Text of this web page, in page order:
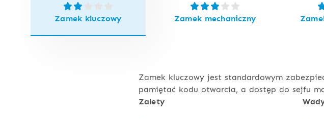
Zamek kluczowy Zamek mechaniczny
Zamek kluczowy jest standardowym
pamiętać kodu otwarcia, a dostęp do sejfu
Zalety